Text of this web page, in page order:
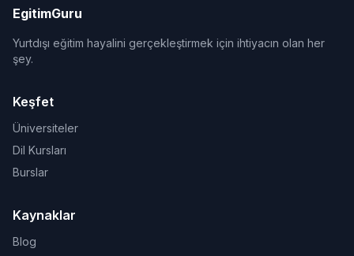
EgitimGuru
Yurtdışı eğitim hayalini gerçekleştirmek için ihtiyacın olan her
şey.
Keşfet
Üniversiteler
Dil Kursları
Burslar
Kaynaklar
Blog